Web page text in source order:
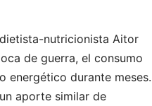
nutricionista Aitor
de guerra, el consumo
energético durante meses.
aporte similar de